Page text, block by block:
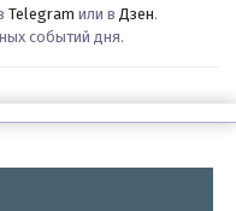
Telegram или в Дзен.
событий дня.